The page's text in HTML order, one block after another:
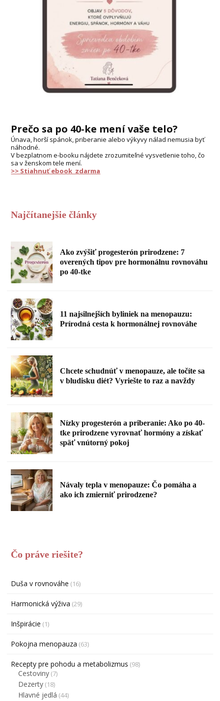
Prečo sa po 40-ke mení vaše telo?
Únava, horší spánok, priberanie alebo výkyvy nálad nemusia byť
náhodné.
V bezplatnom e-booku nájdete zrozumiteľné vysvetlenie toho, čo
sa v ženskom tele mení.
>> Stiahnuť ebook zdarma
Najčítanejšie články
Ako zvýšiť progesterón prirodzene: 7
overených tipov pre hormonálnu rovnováhu
po 40-tke
11 najsilnejších byliniek na menopauzu:
Prírodná cesta k hormonálnej rovnováhe
Chcete schudnúť v menopauze, ale točíte sa
v bludisku diét? Vyriešte to raz a navždy
Nízky progesterón a priberanie: Ako po 40-
tke prirodzene vyrovnať hormóny a získať
späť vnútorný pokoj
Návaly tepla v menopauze: Čo pomáha a
ako ich zmierniť prirodzene?
Čo práve riešite?
Duša v rovnováhe (16)
Harmonická výživa (29)
Inšpirácie (1)
Pokojna menopauza (63)
Recepty pre pohodu a metabolizmus (98)
Cestoviny (7)
Dezerty (18)
Hlavné jedlá (44)